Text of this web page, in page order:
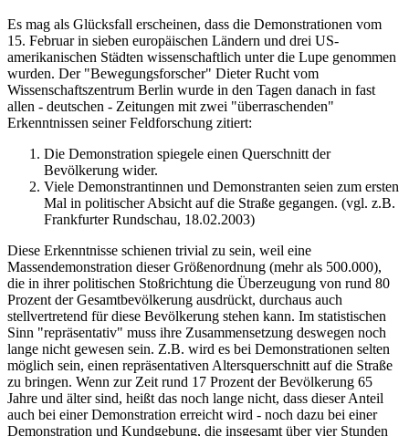
Es mag als Glücksfall erscheinen, dass die Demonstrationen vom
15. Februar in sieben europäischen Ländern und drei US-
amerikanischen Städten wissenschaftlich unter die Lupe genommen
wurden. Der "Bewegungsforscher" Dieter Rucht vom
Wissenschaftszentrum Berlin wurde in den Tagen danach in fast
allen - deutschen - Zeitungen mit zwei "überraschenden"
Erkenntnissen seiner Feldforschung zitiert:
Die Demonstration spiegele einen Querschnitt der
Bevölkerung wider.
Viele Demonstrantinnen und Demonstranten seien zum ersten
Mal in politischer Absicht auf die Straße gegangen. (vgl. z.B.
Frankfurter Rundschau, 18.02.2003)
Diese Erkenntnisse schienen trivial zu sein, weil eine
Massendemonstration dieser Größenordnung (mehr als 500.000),
die in ihrer politischen Stoßrichtung die Überzeugung von rund 80
Prozent der Gesamtbevölkerung ausdrückt, durchaus auch
stellvertretend für diese Bevölkerung stehen kann. Im statistischen
Sinn "repräsentativ" muss ihre Zusammensetzung deswegen noch
lange nicht gewesen sein. Z.B. wird es bei Demonstrationen selten
möglich sein, einen repräsentativen Altersquerschnitt auf die Straße
zu bringen. Wenn zur Zeit rund 17 Prozent der Bevölkerung 65
Jahre und älter sind, heißt das noch lange nicht, dass dieser Anteil
auch bei einer Demonstration erreicht wird - noch dazu bei einer
Demonstration und Kundgebung, die insgesamt über vier Stunden